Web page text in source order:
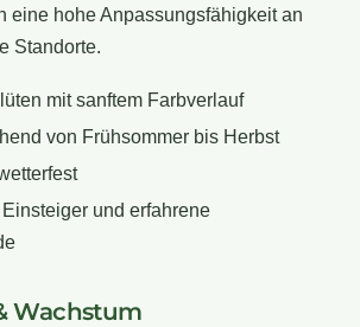
eine hohe Anpassungsfähigkeit an
Standorte.
mit sanftem Farbverlauf
von Frühsommer bis Herbst
und erfahrene
Wachstum